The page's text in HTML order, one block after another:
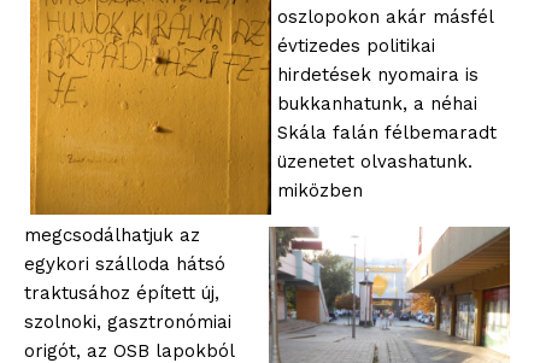
oszlopokon akár másfél
évtizedes politikai
hirdetések nyomaira is
bukkanhatunk, a néhai
Skála falán félbemaradt
üzenetet olvashatunk.
miközben
megcsodálhatjuk az
egykori szálloda hátsó
traktusához épített új,
szolnoki, gasztronómiai
origót, az OSB lapokból